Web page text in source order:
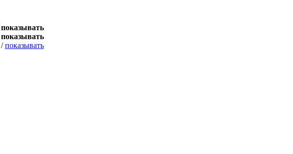
показывать
показывать
/показывать